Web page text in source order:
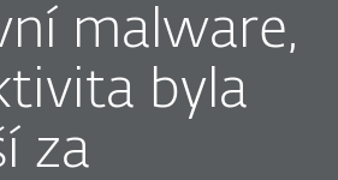
malware,
byla
za